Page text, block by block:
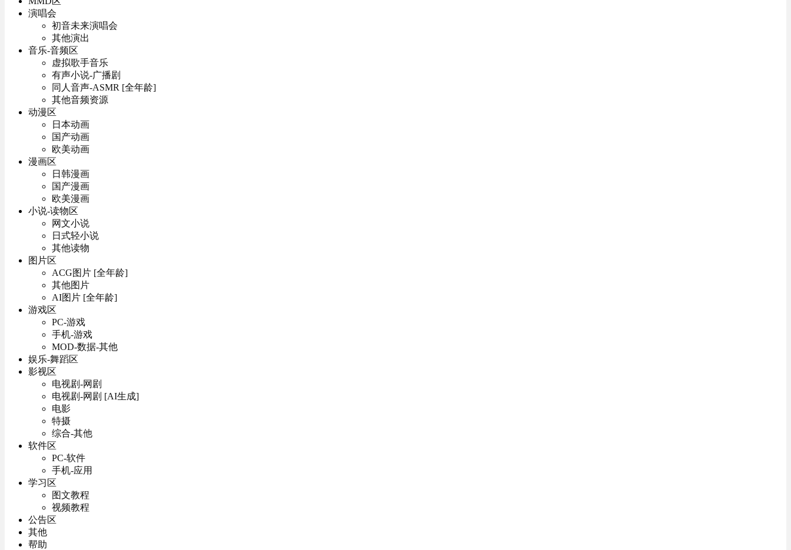
演唱会
初音未来演唱会
其他演出
音乐-音频区
虚拟歌手音乐
有声小说-广播剧
同人音声-ASMR [全年龄]
其他音频资源
动漫区
日本动画
国产动画
欧美动画
漫画区
日韩漫画
国产漫画
欧美漫画
小说-读物区
网文小说
日式轻小说
其他读物
图片区
ACG图片 [全年龄]
其他图片
AI图片 [全年龄]
游戏区
PC-游戏
手机-游戏
MOD-数据-其他
娱乐-舞蹈区
影视区
电视剧-网剧
电视剧-网剧 [AI生成]
电影
特摄
综合-其他
软件区
PC-软件
手机-应用
学习区
图文教程
视频教程
公告区
其他
帮助